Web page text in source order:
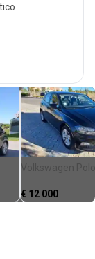
Volkswagen
€ 12 000